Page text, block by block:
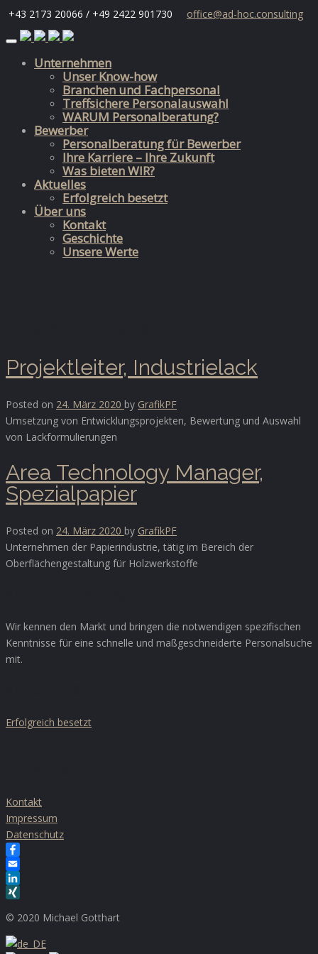
+43 2173 20066 / +49 2422 901730
office@ad-hoc.consulting
Skip
contentUnternehmen
Unser Know-how
Branchen und Fachpersonal
Treffsichere Personalauswahl
WARUM Personalberatung?
Bewerber
Personalberatung für Bewerber
Ihre Karriere – Ihre Zukunft
Was bieten WIR?
Aktuelles
Erfolgreich besetzt
Über uns
Kontakt
Geschichte
Unsere Werte
Projektleiter, Industrielack
Posted on 24. März 2020 by GrafikPF
Umsetzung von Entwicklungsprojekten, Bewertung und Auswahl
von Lackformulierungen
Area Technology Manager,
Spezialpapier
Posted on 24. März 2020 by GrafikPF
Unternehmen der Papierindustrie, tätig im Bereich der
Oberflächengestaltung für Holzwerkstoffe
Wir kennen den Markt und bringen die notwendigen spezifischen
Kenntnisse für eine schnelle und maßgeschneiderte Personalsuche
mit.
Erfolgreich besetzt
Kontakt
Impressum
Datenschutz
Facebook
Email
LinkedIn
© 2020 Michael Gotthart